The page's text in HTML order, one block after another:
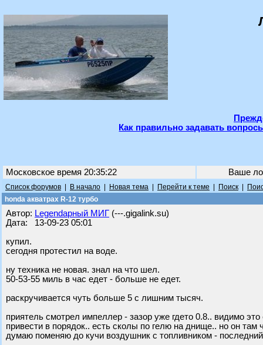
Как правильно задавать
Московское время 20:35:22 Ваше
Список форумов В начало Новая тема Перейти к теме Поиск
honda акватрах R-12 турбо
Автор: Legendарный МИГ (---.gigalink.su)
Дата: 13-09-23 05:01
купил.
сегодня протестил на воде.
ну техника не новая. знал на что шел.
50-53-55 миль в час едет - больше не едет.
раскручивается чуть больше 5 с лишним тысяч.
приятель смотрел импеллер - зазор уже гдето 0.8.. видимо
привести в порядок.. есть сколы по гелю на днище.. но он
думаю поменяю до кучи воздушник с топливником -